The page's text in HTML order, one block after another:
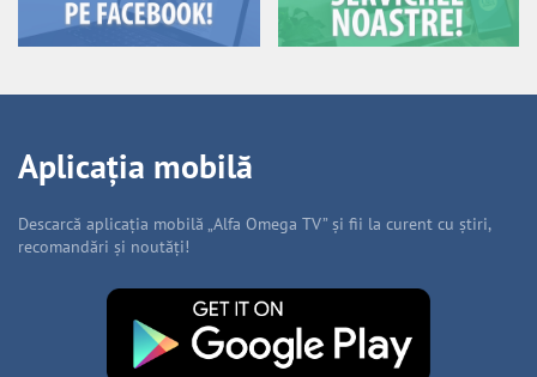
Aplicația mobilă
Descarcă aplicația mobilă „Alfa Omega TV” și fii la curent cu știri,
recomandări și noutăți!